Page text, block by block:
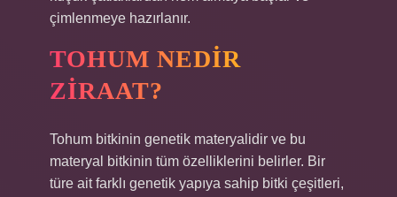
çimlenmeye hazırlanır.
TOHUM NEDIR
ZIRAAT?
Tohum bitkinin genetik materyalidir ve bu
materyal bitkinin tüm özelliklerini belirler. Bir
türe ait farklı genetik yapıya sahip bitki çeşitleri,